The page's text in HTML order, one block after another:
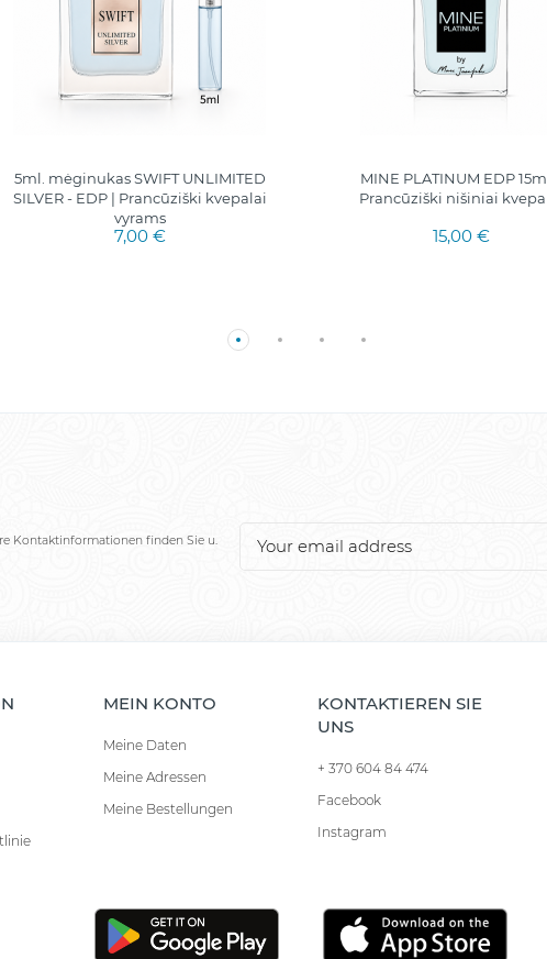
5ml. mėginukas SWIFT UNLIMITED
SILVER - EDP | Prancūziški kvepalai
vyrams
7,00 €
MINE PLATINUM EDP
Prancūziški nišiniai
15,00 €
Kontaktinformationen finden Sie u.
MEIN KONTO
Meine Daten
Meine Adressen
Meine Bestellungen
KONTAKTIEREN SIE
UNS
+ 370 604 84 474
Facebook
Instagram